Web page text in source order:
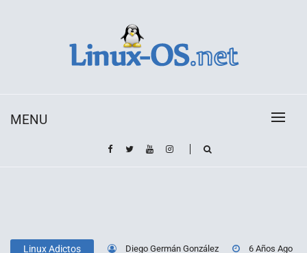
MENU
Linux Adictos Diego Germán González 6 Años Ago